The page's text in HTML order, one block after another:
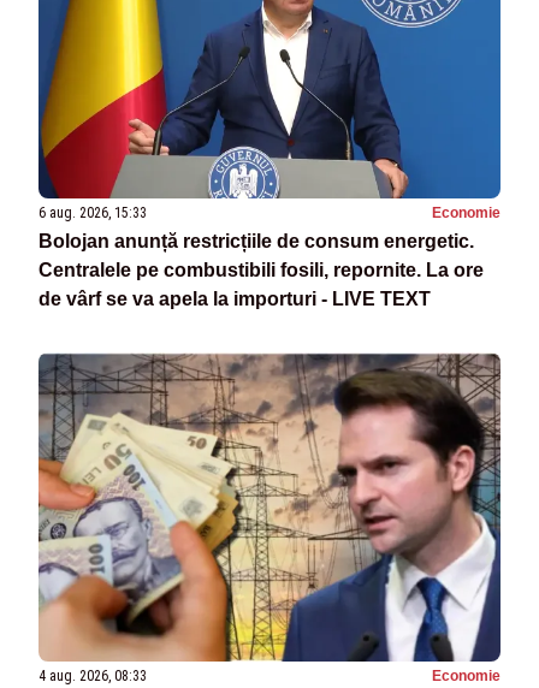
6 aug. 2026, 15:33 Economie
Bolojan anunță restricțiile de consum energetic.
Centralele pe combustibili fosili, repornite. La ore
de vârf se va apela la importuri - LIVE TEXT
4 aug. 2026, 08:33 Economie